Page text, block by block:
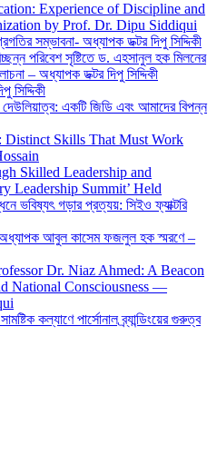
Experience of Discipline and
by Prof. Dr. Dipu Siddiqui
সম্ভাবনা- অধ্যাপক ডক্টর দিপু সিদ্দিকী
পরিবেশ সৃষ্টিতে ড. এহসানুল হক মিলনের
– অধ্যাপক ডক্টর দিপু সিদ্দিকী
সিদ্দিকী
দেউলিয়াত্ব: একটি জিডি এবং আমাদের বিপন্ন
Distinct Skills That Must Work
Skilled Leadership and
Leadership Summit’ Held
ভবিষ্যৎ গড়ার প্রত্যয়: সিইও ফ্যাক্টরি
অধ্যাপক আবুল কাসেম ফজলুল হক স্মরণে –
Dr. Niaz Ahmed: A Beacon
National Consciousness —
কল্যাণে পার্সোনাল ব্র্যান্ডিংয়ের গুরুত্ব